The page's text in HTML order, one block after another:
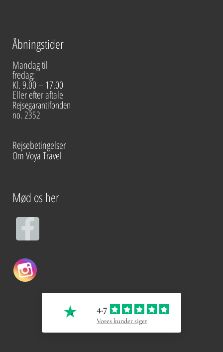
Åbningstider
Mandag til
fredag:
Kl. 9.00 – 17.00
Eller efter aftale
Rejsegarantifonden
no. 2352
Rejsebetingelser
Om Voya Travel
Mød os her
F
a
c
4.7
Vores kunder siger